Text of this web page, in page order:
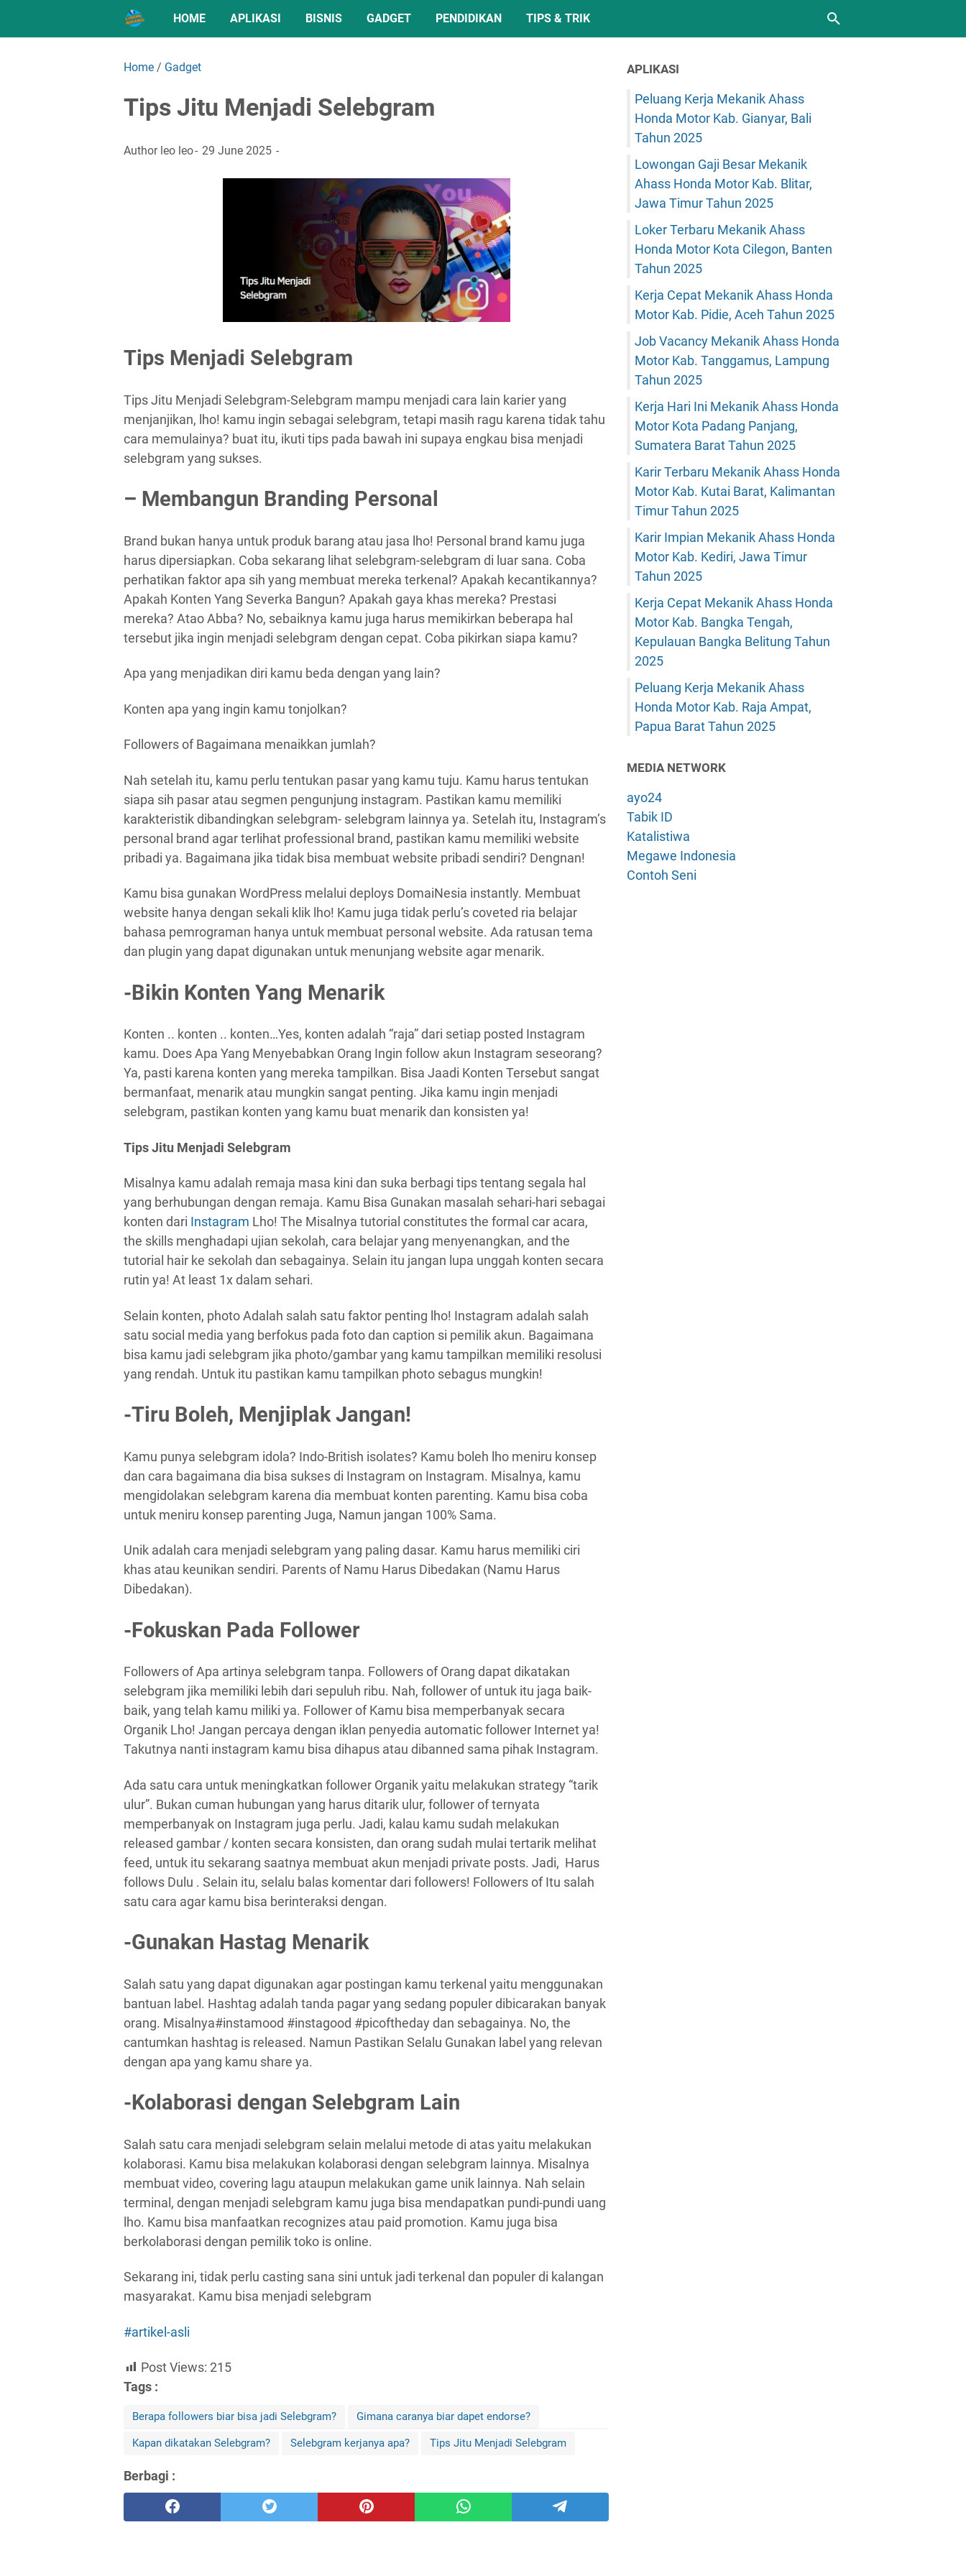
HOME APLIKASI BISNIS GADGET PENDIDIKAN TIPS & TRIK
Home / Gadget
Tips Jitu Menjadi Selebgram
Author leo leo 29 June 2025
Tips Menjadi Selebgram
Tips Jitu Menjadi Selebgram-Selebgram mampu menjadi cara lain karier yang
menjanjikan, lho! kamu ingin sebagai selebgram, tetapi masih ragu karena tidak tahu
cara memulainya? buat itu, ikuti tips pada bawah ini supaya engkau bisa menjadi
selebgram yang sukses.
– Membangun Branding Personal
Brand bukan hanya untuk produk barang atau jasa lho! Personal brand kamu juga
harus dipersiapkan. Coba sekarang lihat selebgram-selebgram di luar sana. Coba
perhatikan faktor apa sih yang membuat mereka terkenal? Apakah kecantikannya?
Apakah Konten Yang Severka Bangun? Apakah gaya khas mereka? Prestasi
mereka? Atao Abba? No, sebaiknya kamu juga harus memikirkan beberapa hal
tersebut jika ingin menjadi selebgram dengan cepat. Coba pikirkan siapa kamu?
Apa yang menjadikan diri kamu beda dengan yang lain?
Konten apa yang ingin kamu tonjolkan?
Followers of Bagaimana menaikkan jumlah?
Nah setelah itu, kamu perlu tentukan pasar yang kamu tuju. Kamu harus tentukan
siapa sih pasar atau segmen pengunjung instagram. Pastikan kamu memiliki
karakteristik dibandingkan selebgram- selebgram lainnya ya. Setelah itu, Instagram’s
personal brand agar terlihat professional brand, pastikan kamu memiliki website
pribadi ya. Bagaimana jika tidak bisa membuat website pribadi sendiri? Dengnan!
Kamu bisa gunakan WordPress melalui deploys DomaiNesia instantly. Membuat
website hanya dengan sekali klik lho! Kamu juga tidak perlu’s coveted ria belajar
bahasa pemrograman hanya untuk membuat personal website. Ada ratusan tema
dan plugin yang dapat digunakan untuk menunjang website agar menarik.
-Bikin Konten Yang Menarik
Konten .. konten .. konten…Yes, konten adalah “raja” dari setiap posted Instagram
kamu. Does Apa Yang Menyebabkan Orang Ingin follow akun Instagram seseorang?
Ya, pasti karena konten yang mereka tampilkan. Bisa Jaadi Konten Tersebut sangat
bermanfaat, menarik atau mungkin sangat penting. Jika kamu ingin menjadi
selebgram, pastikan konten yang kamu buat menarik dan konsisten ya!
Tips Jitu Menjadi Selebgram
Misalnya kamu adalah remaja masa kini dan suka berbagi tips tentang segala hal
yang berhubungan dengan remaja. Kamu Bisa Gunakan masalah sehari-hari sebagai
konten dari Instagram Lho! The Misalnya tutorial constitutes the formal car acara,
the skills menghadapi ujian sekolah, cara belajar yang menyenangkan, and the
tutorial hair ke sekolah dan sebagainya. Selain itu jangan lupa unggah konten secara
rutin ya! At least 1x dalam sehari.
Selain konten, photo Adalah salah satu faktor penting lho! Instagram adalah salah
satu social media yang berfokus pada foto dan caption si pemilik akun. Bagaimana
bisa kamu jadi selebgram jika photo/gambar yang kamu tampilkan memiliki resolusi
yang rendah. Untuk itu pastikan kamu tampilkan photo sebagus mungkin!
-Tiru Boleh, Menjiplak Jangan!
Kamu punya selebgram idola? Indo-British isolates? Kamu boleh lho meniru konsep
dan cara bagaimana dia bisa sukses di Instagram on Instagram. Misalnya, kamu
mengidolakan selebgram karena dia membuat konten parenting. Kamu bisa coba
untuk meniru konsep parenting Juga, Namun jangan 100% Sama.
Unik adalah cara menjadi selebgram yang paling dasar. Kamu harus memiliki ciri
khas atau keunikan sendiri. Parents of Namu Harus Dibedakan (Namu Harus
Dibedakan).
-Fokuskan Pada Follower
Followers of Apa artinya selebgram tanpa. Followers of Orang dapat dikatakan
selebgram jika memiliki lebih dari sepuluh ribu. Nah, follower of untuk itu jaga baik-
baik, yang telah kamu miliki ya. Follower of Kamu bisa memperbanyak secara
Organik Lho! Jangan percaya dengan iklan penyedia automatic follower Internet ya!
Takutnya nanti instagram kamu bisa dihapus atau dibanned sama pihak Instagram.
Ada satu cara untuk meningkatkan follower Organik yaitu melakukan strategy “tarik
ulur”. Bukan cuman hubungan yang harus ditarik ulur, follower of ternyata
memperbanyak on Instagram juga perlu. Jadi, kalau kamu sudah melakukan
released gambar / konten secara konsisten, dan orang sudah mulai tertarik melihat
feed, untuk itu sekarang saatnya membuat akun menjadi private posts. Jadi, Harus
follows Dulu . Selain itu, selalu balas komentar dari followers! Followers of Itu salah
satu cara agar kamu bisa berinteraksi dengan.
-Gunakan Hastag Menarik
Salah satu yang dapat digunakan agar postingan kamu terkenal yaitu menggunakan
bantuan label. Hashtag adalah tanda pagar yang sedang populer dibicarakan banyak
orang. Misalnya#instamood #instagood #picoftheday dan sebagainya. No, the
cantumkan hashtag is released. Namun Pastikan Selalu Gunakan label yang relevan
dengan apa yang kamu share ya.
-Kolaborasi dengan Selebgram Lain
Salah satu cara menjadi selebgram selain melalui metode di atas yaitu melakukan
kolaborasi. Kamu bisa melakukan kolaborasi dengan selebgram lainnya. Misalnya
membuat video, covering lagu ataupun melakukan game unik lainnya. Nah selain
terminal, dengan menjadi selebgram kamu juga bisa mendapatkan pundi-pundi uang
lho. Kamu bisa manfaatkan recognizes atau paid promotion. Kamu juga bisa
berkolaborasi dengan pemilik toko is online.
Sekarang ini, tidak perlu casting sana sini untuk jadi terkenal dan populer di kalangan
masyarakat. Kamu bisa menjadi selebgram
#artikel-asli
Post Views: 215
Tags :
Berapa followers biar bisa jadi Selebgram? Gimana caranya biar dapet endorse?
Kapan dikatakan Selebgram? Selebgram kerjanya apa? Tips Jitu Menjadi Selebgram
Berbagi :
APLIKASI
Peluang Kerja Mekanik Ahass
Honda Motor Kab. Gianyar, Bali
Tahun 2025
Lowongan Gaji Besar Mekanik
Ahass Honda Motor Kab. Blitar,
Jawa Timur Tahun 2025
Loker Terbaru Mekanik Ahass
Honda Motor Kota Cilegon, Banten
Tahun 2025
Kerja Cepat Mekanik Ahass Honda
Motor Kab. Pidie, Aceh Tahun 2025
Job Vacancy Mekanik Ahass Honda
Motor Kab. Tanggamus, Lampung
Tahun 2025
Kerja Hari Ini Mekanik Ahass Honda
Motor Kota Padang Panjang,
Sumatera Barat Tahun 2025
Karir Terbaru Mekanik Ahass Honda
Motor Kab. Kutai Barat, Kalimantan
Timur Tahun 2025
Karir Impian Mekanik Ahass Honda
Motor Kab. Kediri, Jawa Timur
Tahun 2025
Kerja Cepat Mekanik Ahass Honda
Motor Kab. Bangka Tengah,
Kepulauan Bangka Belitung Tahun
2025
Peluang Kerja Mekanik Ahass
Honda Motor Kab. Raja Ampat,
Papua Barat Tahun 2025
MEDIA NETWORK
ayo24
Tabik ID
Katalistiwa
Megawe Indonesia
Contoh Seni